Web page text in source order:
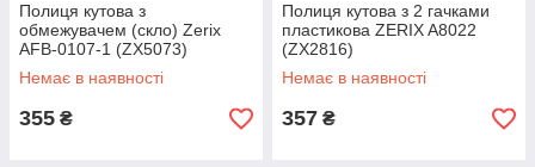
Полиця кутова з
обмежувачем (скло) Zerix
AFB-0107-1 (ZX5073)
Немає в наявності
355 ₴
Полиця кутова з 2 гачками
пластикова ZERIX A8022
(ZX2816)
Немає в наявності
357 ₴